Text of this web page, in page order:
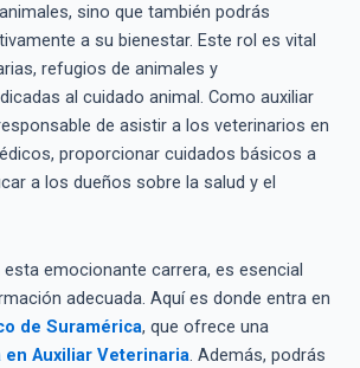
sino que también podrás
a su bienestar. Este rol es vital
refugios de animales y
al cuidado animal. Como auxiliar
de asistir a los veterinarios en
proporcionar cuidados básicos a
a los dueños sobre la salud y el
emocionante carrera, es esencial
adecuada. Aquí es donde entra en
de Suramérica, que ofrece una
en Auxiliar Veterinaria. Además, podrás